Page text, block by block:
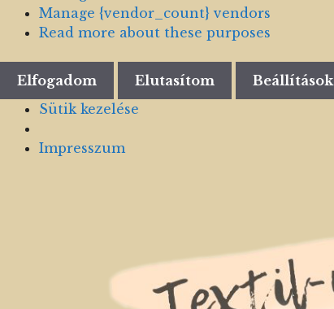
Manage {vendor_count} vendors
Read more about these purposes
Elfogadom Elutasítom Beállítások
Sütik kezelése
Impresszum